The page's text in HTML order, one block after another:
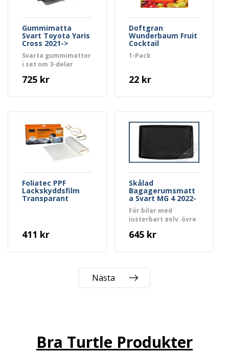
Gummimatta
Svart Toyota Yaris
Cross 2021->
Svarta gummimattor
i set om 3-delar
725 kr
Doftgran
Wunderbaum Fruit
Cocktail
1-Pack
22 kr
Foliatec PPF
Lackskyddsfilm
Transparant
411 kr
Skålad
Bagagerumsmatt
a Svart MG 4 2022-
>
För bilar med
justerbart golv, övre
645 kr
Nästa
Bra Turtle Produkter